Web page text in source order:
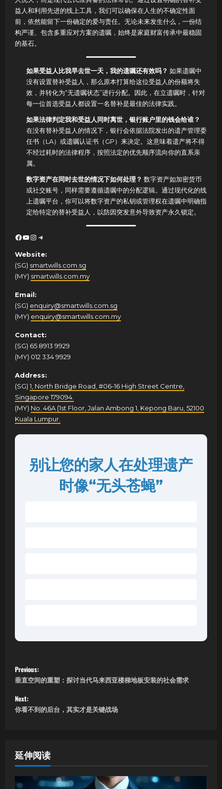
益人和利用先进的线上工具，我们可以确保在人生的不确定性面
前，依然能留下一份确定的爱与责任。无论未来发生什么，一份结
构严谨、包含多重应对方案的遗嘱，始终是家庭财富传承中最稳固
的基石。
如果受益人比我早去世一天，我的遗嘱还有效吗？ 如果遗嘱中
没有设置替补受益人，那么原本打算给这位受益人的份额将失
效，并转化为“无遗嘱状态”进行分配。因此，在立遗嘱时，针对
每一位首选受益人都设置一名替补是最佳的法律实践。
如果法律判定我和受益人同时离世，银行账户里的钱会给谁？
在没有替补受益人的情况下，银行会依据法院发出的遗产管理委
任书（LA）或遗嘱认证书（GP）来决定。这意味着遗产将不得
不经过耗时的法律程序，按照法定的优先顺序流向你的直系亲
属。
数字资产在同时去世的情况下如何处理？ 数字资产如加密货币
或社交账号，同样需要遵循遗嘱中的分配逻辑。通过现代化的线
上遗嘱平台，你可以将数字资产的私钥或管理权在遗嘱中明确指
定给特定的替补受益人，以防因突发意外导致资产永久锁定。
Facebook
YouTube
Instagram
Telegram
Website:
(SG) smartwills.com.sg
(MY) smartwills.com.my
Email:
(SG) enquiry@smartwills.com.sg
(MY) enquiry@smartwills.com.my
Contact:
(SG) 65 8913 9929
(MY) 012 334 9929
Address:
(SG) 1, North Bridge Road, #06-16 High Street Centre,
Singapore 179094.
(MY) No. 46A (1st Floor, Jalan Ambong 1, Kepong Baru, 52100
Kuala Lumpur.
别让您的家人在处理遗产
时像“无头苍蝇”
P
o
s
n
a
Previous:
垂直空间的重塑：探讨当代马来西亚楼梯地板安装的社会需求
Next:
你看不到的后台，其实才是关键战场
延伸阅读